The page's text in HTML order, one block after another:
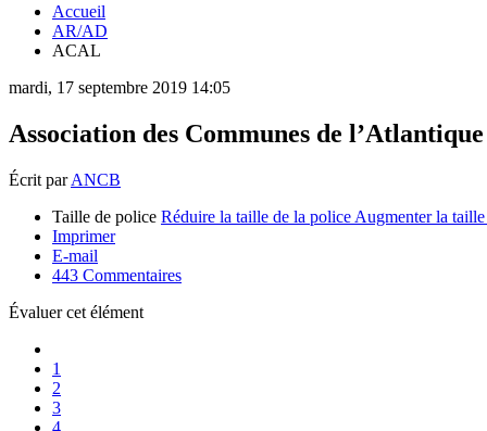
Accueil
AR/AD
ACAL
mardi, 17 septembre 2019 14:05
Association des Communes de
Écrit parANCB
Taille de police Réduire la taille de la police Augmenter la
Imprimer
E-mail
443 Commentaires
Évaluer cet élément
1
2
3
4